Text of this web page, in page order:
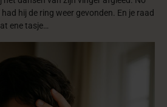
hij de ring weer gevonden. En je raad
ene tasje…